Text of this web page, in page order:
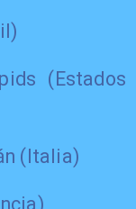
(Estados
(Italia)